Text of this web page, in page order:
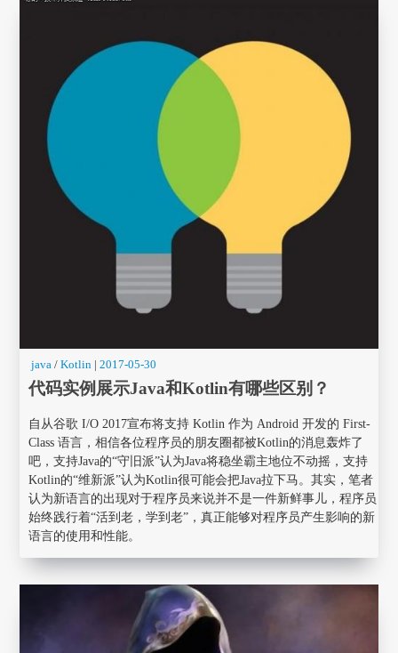
java / Kotlin |2017-05-30
代码实例展示Java和Kotlin有哪些区别？
自从谷歌 I/O 2017宣布将支持 Kotlin 作为 Android 开发的 First-
Class 语言，相信各位程序员的朋友圈都被Kotlin的消息轰炸了
吧，支持Java的“守旧派”认为Java将稳坐霸主地位不动摇，支持
Kotlin的“维新派”认为Kotlin很可能会把Java拉下马。其实，笔者
认为新语言的出现对于程序员来说并不是一件新鲜事儿，程序员
始终践行着“活到老，学到老”，真正能够对程序员产生影响的新
语言的使用和性能。